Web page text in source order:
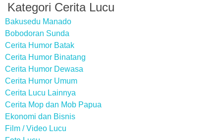
Kategori Cerita Lucu
Bakusedu Manado
Bobodoran Sunda
Cerita Humor Batak
Cerita Humor Binatang
Cerita Humor Dewasa
Cerita Humor Umum
Cerita Lucu Lainnya
Cerita Mop dan Mob Papua
Ekonomi dan Bisnis
Film / Video Lucu